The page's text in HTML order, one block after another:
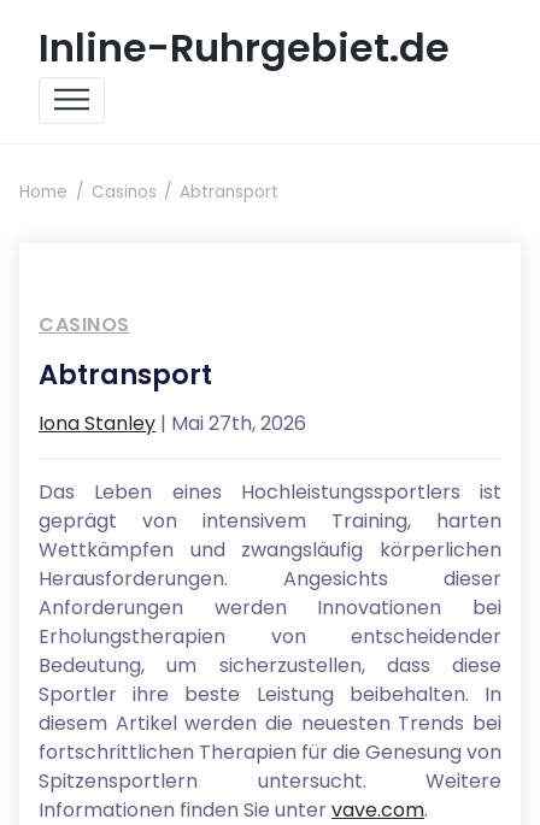
Inline-Ruhrgebiet.de
Home Casinos Abtransport
CASINOS
Abtransport
Iona Stanley | Mai 27th, 2026
Das Leben eines Hochleistungssportlers ist
geprägt von intensivem Training, harten
Wettkämpfen und zwangsläufig körperlichen
Herausforderungen. Angesichts dieser
Anforderungen werden Innovationen bei
Erholungstherapien von entscheidender
Bedeutung, um sicherzustellen, dass diese
Sportler ihre beste Leistung beibehalten. In
diesem Artikel werden die neuesten Trends bei
fortschrittlichen Therapien für die Genesung von
Spitzensportlern untersucht. Weitere
Informationen finden Sie untervave.com.